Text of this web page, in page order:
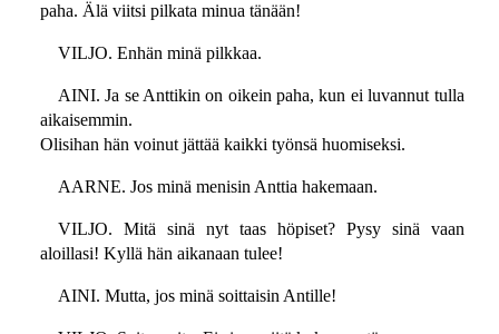
paha. Älä viitsi pilkata minua tänään!
VILJO. Enhän minä pilkkaa.
AINI. Ja se Anttikin on oikein paha, kun ei luvannut tulla
aikaisemmin.
Olisihan hän voinut jättää kaikki työnsä huomiseksi.
AARNE. Jos minä menisin Anttia hakemaan.
VILJO. Mitä sinä nyt taas höpiset? Pysy sinä vaan
aloillasi! Kyllä hän aikanaan tulee!
AINI. Mutta, jos minä soittaisin Antille!